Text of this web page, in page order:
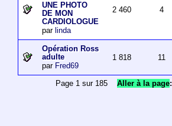
UNE PHOTO
DE MON
CARDIOLOGUE
par linda
2 460 4
Opération Ross
adulte
par Fred69
1 818 11
Page 1 sur 185Aller à la page: